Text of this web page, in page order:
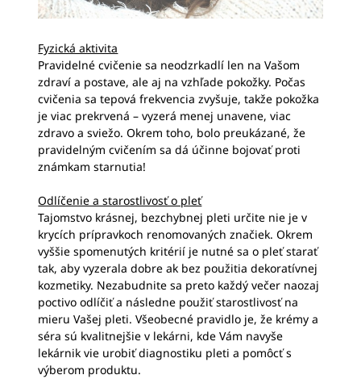
Fyzická aktivita
Pravidelné cvičenie sa neodzrkadlí len na Vašom
zdraví a postave, ale aj na vzhľade pokožky. Počas
cvičenia sa tepová frekvencia zvyšuje, takže pokožka
je viac prekrvená – vyzerá menej unavene, viac
zdravo a sviežo. Okrem toho, bolo preukázané, že
pravidelným cvičením sa dá účinne bojovať proti
známkam starnutia!
Odlíčenie a starostlivosť o pleť
Tajomstvo krásnej, bezchybnej pleti určite nie je v
krycích prípravkoch renomovaných značiek. Okrem
vyššie spomenutých kritérií je nutné sa o pleť starať
tak, aby vyzerala dobre ak bez použitia dekoratívnej
kozmetiky. Nezabudnite sa preto každý večer naozaj
poctivo odlíčiť a následne použiť starostlivosť na
mieru Vašej pleti. Všeobecné pravidlo je, že krémy a
séra sú kvalitnejšie v lekárni, kde Vám navyše
lekárnik vie urobiť diagnostiku pleti a pomôcť s
výberom produktu.